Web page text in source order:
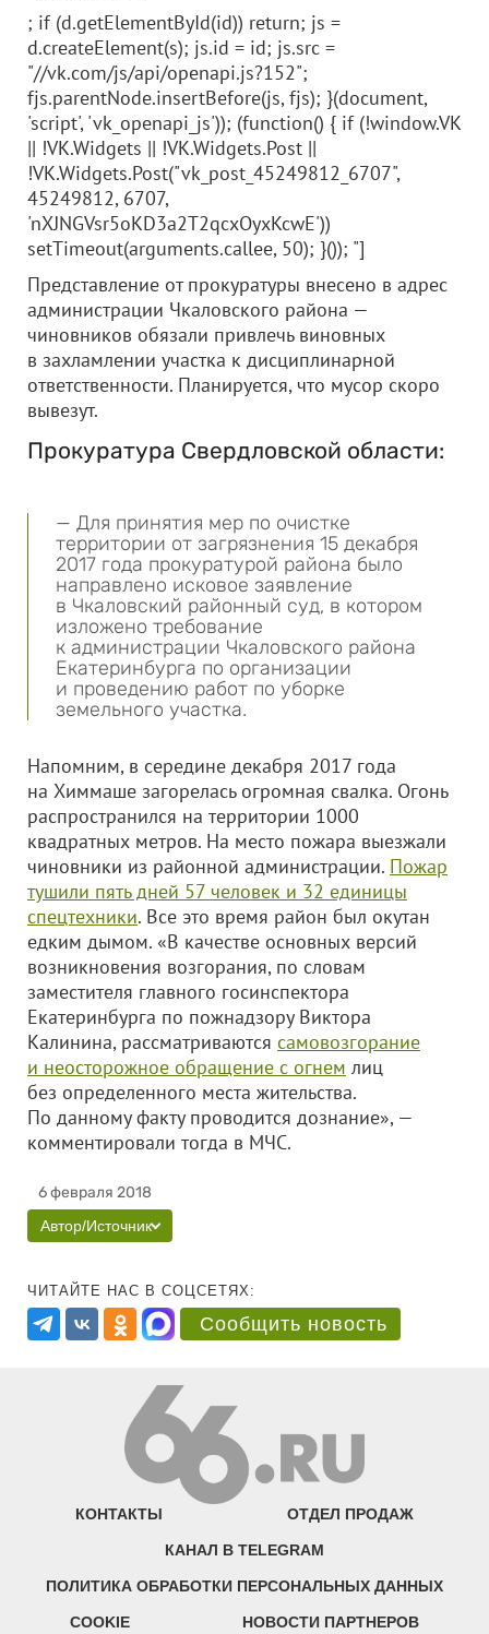
; if (d.getElementById(id)) return; js =
d.createElement(s); js.id = id; js.src =
"//vk.com/js/api/openapi.js?152";
fjs.parentNode.insertBefore(js, fjs); }(document,
'script', 'vk_openapi_js')); (function() { if (!window.VK
|| !VK.Widgets || !VK.Widgets.Post ||
!VK.Widgets.Post("vk_post_45249812_6707",
45249812, 6707,
'nXJNGVsr5oKD3a2T2qcxOyxKcwE'))
setTimeout(arguments.callee, 50); }()); "]
Представление от прокуратуры внесено в адрес
администрации Чкаловского района —
чиновников обязали привлечь виновных
в захламлении участка к дисциплинарной
ответственности. Планируется, что мусор скоро
вывезут.
Прокуратура Свердловской области:
— Для принятия мер по очистке
территории от загрязнения 15 декабря
2017 года прокуратурой района было
направлено исковое заявление
в Чкаловский районный суд, в котором
изложено требование
к администрации Чкаловского района
Екатеринбурга по организации
и проведению работ по уборке
земельного участка.
Напомним, в середине декабря 2017 года
на Химмаше загорелась огромная свалка. Огонь
распространился на территории 1000
квадратных метров. На место пожара выезжали
чиновники из районной администрации. Пожар
тушили пять дней 57 человек и 32 единицы
спецтехники. Все это время район был окутан
едким дымом. «В качестве основных версий
возникновения возгорания, по словам
заместителя главного госинспектора
Екатеринбурга по пожнадзору Виктора
Калинина, рассматриваются самовозгорание
и неосторожное обращение с огнем лиц
без определенного места жительства.
По данному факту проводится дознание», —
комментировали тогда в МЧС.
6 февраля 2018
Автор/Источник
ЧИТАЙТЕ НАС В СОЦСЕТЯХ:
Сообщить новость
КОНТАКТЫ ОТДЕЛ ПРОДАЖ
КАНАЛ В TELEGRAM
ПОЛИТИКА ОБРАБОТКИ ПЕРСОНАЛЬНЫХ ДАННЫХ
COOKIE НОВОСТИ ПАРТНЕРОВ